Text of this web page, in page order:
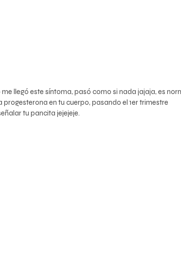
llegó este síntoma, pasó como si nada jajaja, es
en tu cuerpo, pasando el 1er trimestre
tu pancita jejejeje.